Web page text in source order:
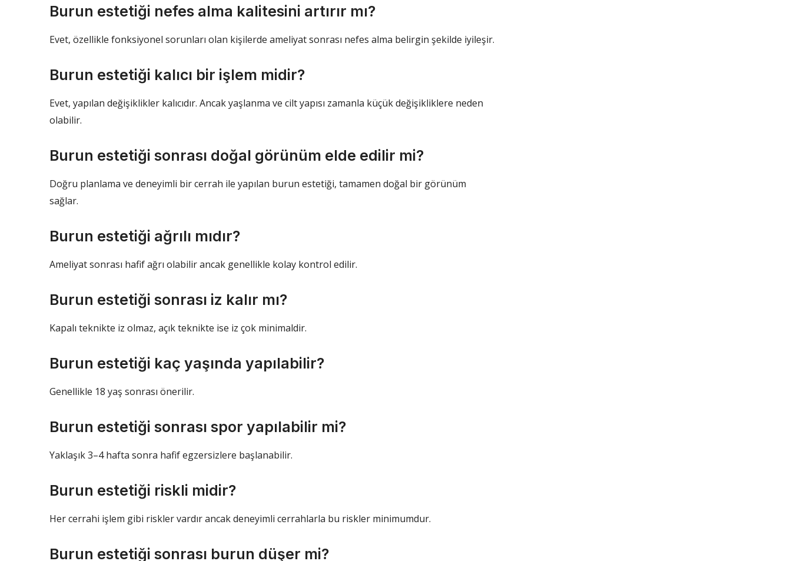
Burun estetiği nefes alma kalitesini artırır mı?
Evet, özellikle fonksiyonel sorunları olan kişilerde ameliyat sonrası nefes alma belirgin şekilde iyileşir.
Burun estetiği kalıcı bir işlem midir?
Evet, yapılan değişiklikler kalıcıdır. Ancak yaşlanma ve cilt yapısı zamanla küçük değişikliklere neden
olabilir.
Burun estetiği sonrası doğal görünüm elde edilir mi?
Doğru planlama ve deneyimli bir cerrah ile yapılan burun estetiği, tamamen doğal bir görünüm
sağlar.
Burun estetiği ağrılı mıdır?
Ameliyat sonrası hafif ağrı olabilir ancak genellikle kolay kontrol edilir.
Burun estetiği sonrası iz kalır mı?
Kapalı teknikte iz olmaz, açık teknikte ise iz çok minimaldir.
Burun estetiği kaç yaşında yapılabilir?
Genellikle 18 yaş sonrası önerilir.
Burun estetiği sonrası spor yapılabilir mi?
Yaklaşık 3–4 hafta sonra hafif egzersizlere başlanabilir.
Burun estetiği riskli midir?
Her cerrahi işlem gibi riskler vardır ancak deneyimli cerrahlarla bu riskler minimumdur.
Burun estetiği sonrası burun düşer mi?